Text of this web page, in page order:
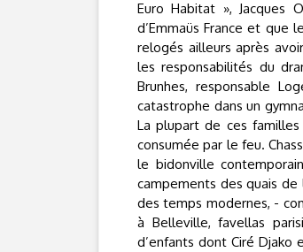
Euro Habitat », Jacques
d’Emmaüs France et
relogés ailleurs après
les responsabilités du
Brunhes, responsable
catastrophe dans un
La plupart de ces
consumée par le feu.
le bidonville
campements des quais
des temps modernes, -
à Belleville, favellas
d’enfants dont Ciré